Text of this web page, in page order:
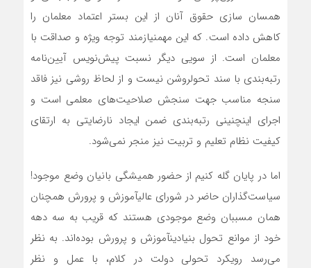
همسان سازی حقوق آنان از این بستر اعتماد معلمان را
کاهش داده است. که این مهمنیازمند توجه ویژه و صداقت با
معلمان است. از سویی دیگر نسبت پیش‌نویس آیین‌نامه
رتبه‌بندی با سند تحولروشن نیست و از لحاظ روشی نیز فاقد
سنجه مناسب جهت سنجش صلاحیت‌های معلمی است و
اجرای اینچنینی رتبه‌بندی ضمن ایجاد نارضایتی به ارتقای
کیفیت نظام تعلیم و تربیت نیز منجر نمی‌شود.
اما در پایان گله کنیم از حضور همیشگی بانیان وضع موجود‌!
سیاست‌گذاران حاضر در شورای عالیآموزش و پرورش همچنان
همان مسببان وضع موجودی هستند که قریب به سه دهه
خود از موانع تحول بنیادینآموزش و پرورش بوده‌اند. به نظر
می‌رسد رویکرد تحولی دولت در کلام، با عمل و نظر